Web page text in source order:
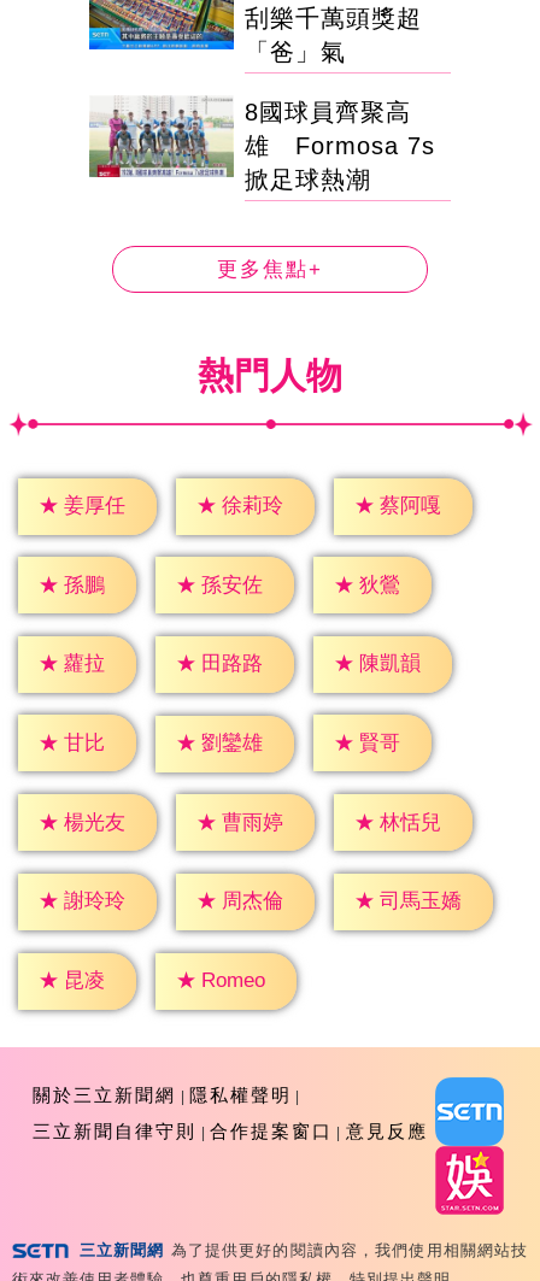
刮樂千萬頭獎超
「爸」氣
8國球員齊聚高
雄 Formosa 7s
掀足球熱潮
更多焦點+
熱門人物
★ 姜厚任 ★ 徐莉玲 ★ 蔡阿嘎
★ 孫鵬 ★ 孫安佐 ★ 狄鶯
★ 蘿拉 ★ 田路路 ★ 陳凱韻
★ 甘比 ★ 劉鑾雄 ★ 賢哥
★ 楊光友 ★ 曹雨婷 ★ 林恬兒
★ 謝玲玲 ★ 周杰倫 ★ 司馬玉嬌
★ 昆凌 ★ Romeo
關於三立新聞網
隱私權聲明
三立新聞自律守則
合作提案窗口 意見反應
Copyright ©2026 Sanlih E-Television All Rights
三立新聞網 為了提供更好的閱讀內容，我們使用相關網站技